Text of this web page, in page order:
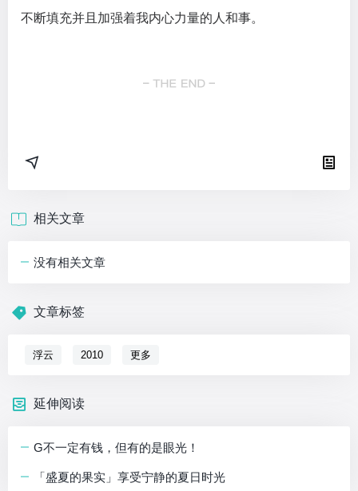
不断填充并且加强着我内心力量的人和事。
相关文章
没有相关文章
文章标签
浮云 2010 更多
延伸阅读
G不一定有钱，但有的是眼光！
「盛夏的果实」享受宁静的夏日时光